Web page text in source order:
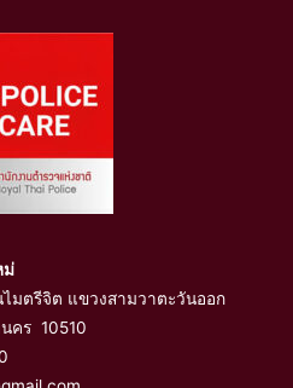
ม่
มตรีจิต แขวงสามวาตะวันออก
นคร 10510